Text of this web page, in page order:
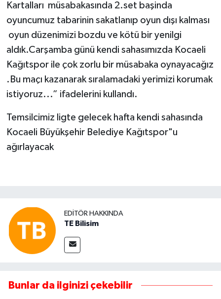
Kartalları müsabakasında 2.set başinda
oyuncumuz tabarinin sakatlanıp oyun dışı kalması
oyun düzenimizi bozdu ve kötü bir yenilgi
aldık.Carşamba günü kendi sahasımızda Kocaeli
Kağıtspor ile çok zorlu bir müsabaka oynayacağız
.Bu maçı kazanarak sıralamadaki yerimizi korumak
istiyoruz...” ifadelerini kullandı.
Temsilcimiz ligte gelecek hafta kendi sahasında
Kocaeli Büyükşehir Belediye Kağıtspor"u
ağırlayacak
EDITÖR HAKKINDA
TE Bilisim
Bunlar da ilginizi çekebilir